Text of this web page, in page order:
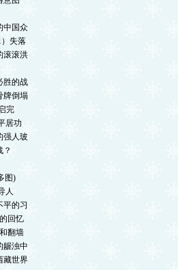
中国众
失落
滚滚洪
胜的战
牌倒塌
完
居功
强人玻
？
图)
人
平的习
回忆
翻墙
龌浊中
藏世界